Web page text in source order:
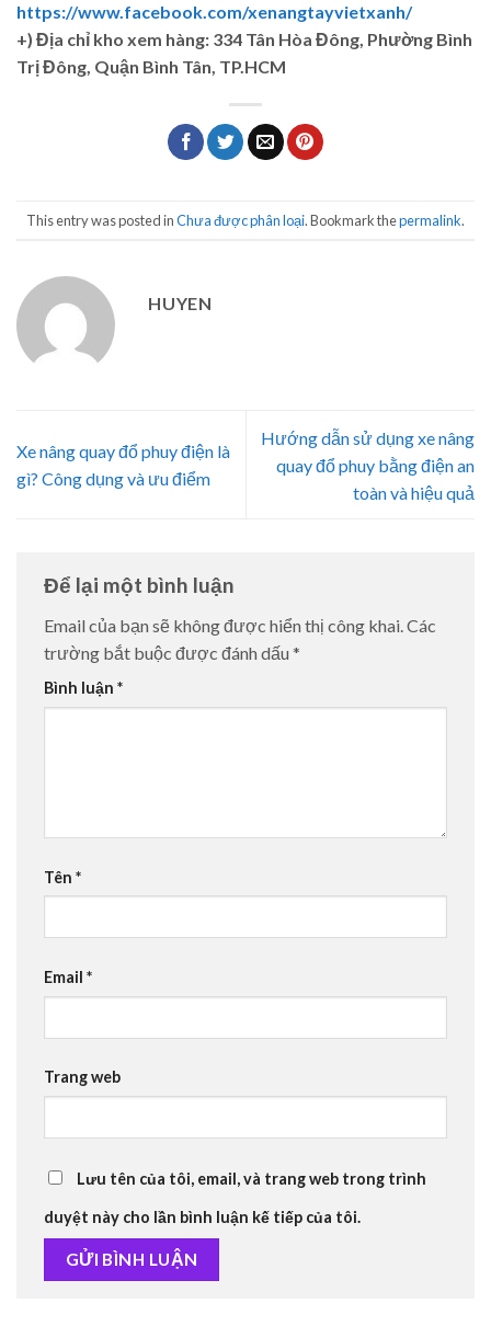
https://www.facebook.com/xenangtayvietxanh/
+) Địa chỉ kho xem hàng: 334 Tân Hòa Đông, Phường Bình
Trị Đông, Quận Bình Tân, TP.HCM
This entry was posted inChưa được phân loại. Bookmark thepermalink.
HUYEN
Xe nâng quay đổ phuy điện là
gì? Công dụng và ưu điểm
Hướng dẫn sử dụng xe nâng
quay đổ phuy bằng điện an
toàn và hiệu quả
Để lại một bình luận
Email của bạn sẽ không được hiển thị công khai.Các
trường bắt buộc được đánh dấu *
Bình luận *
Tên *
Email *
Trang web
Lưu tên của tôi, email, và trang web trong trình
duyệt này cho lần bình luận kế tiếp của tôi.